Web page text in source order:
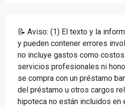
📝 Aviso: (1) El texto y la
y pueden contener errores
no incluye gastos como
servicios profesionales ni
se compra con un préstamo
del préstamo u otros cargos
hipoteca no están incluidos en